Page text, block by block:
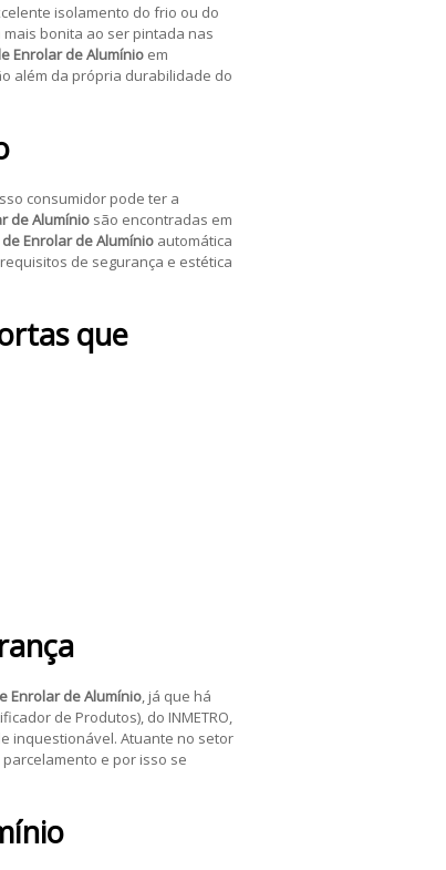
isolamento do frio ou do
bonita ao ser pintada nas
Enrolar de Alumínio em
além da própria durabilidade do
consumidor pode ter a
de Alumínio são encontradas em
Enrolar de Alumínio automática
de segurança e estética
que
Enrolar de Alumínio , já que há
de Produtos), do INMETRO,
inquestionável. Atuante no setor
parcelamento e por isso se